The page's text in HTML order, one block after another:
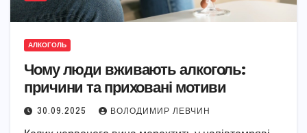
АЛКОГОЛЬ
Чому люди вживають алкоголь:
причини та приховані мотиви
30.09.2025 ВОЛОДИМИР ЛЕВЧИН